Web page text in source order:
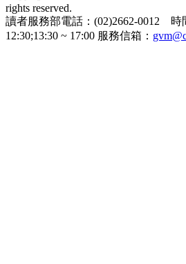
rights reserved.
讀者服務部電話：(02)2662-0012 時
12:30;13:30 ~ 17:00 服務信箱：